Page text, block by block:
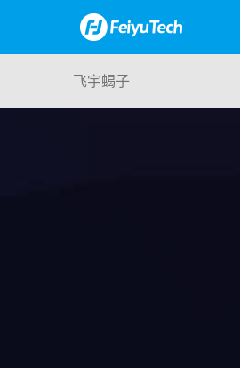
飞宇蝎子Mini 3手机版
飞宇蝎子-C 2
Feiyu Pocket 3
飞宇蝎子